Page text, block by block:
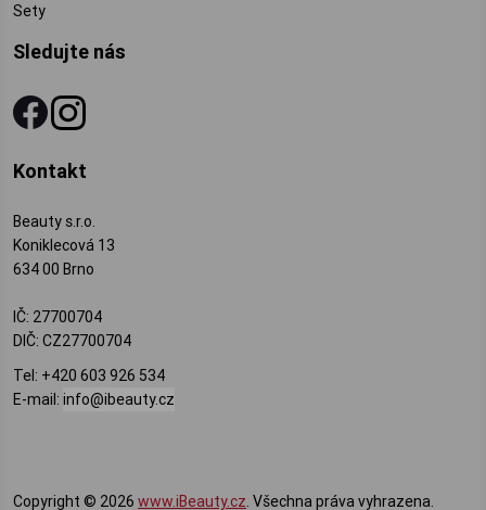
Sety
Sledujte nás
Kontakt
Beauty s.r.o.
Koniklecová 13
634 00 Brno
IČ: 27700704
DIČ: CZ27700704
Tel: +420 603 926 534
E-mail: info@ibeauty.cz
Copyright © 2026 www.iBeauty.cz. Všechna práva vyhrazena.